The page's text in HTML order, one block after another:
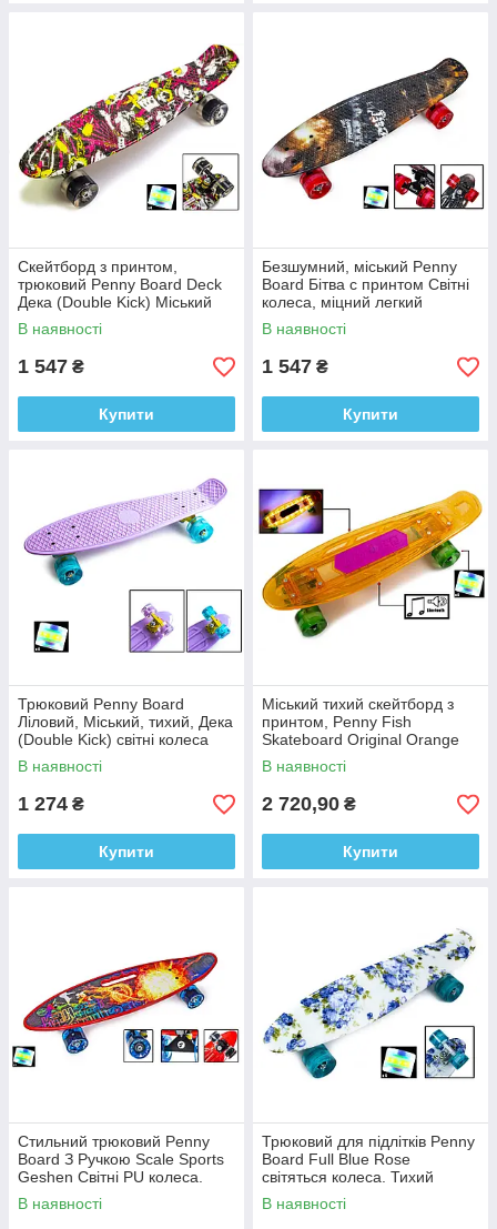
Скейтборд з принтом,
трюковий Penny Board Deck
Дека (Double Kick) Міський
Безшумний світні колеса
В наявності
1 547 ₴
Купити
Безшумний, міський Penny
Board Бітва с принтом Світні
колеса, міцний легкий
В наявності
1 547 ₴
Купити
Трюковий Penny Board
Ліловий, Міський, тихий, Дека
(Double Kick) світні колеса
В наявності
1 274 ₴
Купити
Міський тихий скейтборд з
принтом, Penny Fish
Skateboard Original Orange
Музична та світна дека
В наявності
2 720,90 ₴
Купити
Стильний трюковий Penny
Board З Ручкою Scale Sports
Geshen Світні PU колеса.
Міський, легкий та
безшумний
В наявності
Трюковий для підлітків Penny
Board Full Blue Rose
світяться колеса. Тихий
скейтборд з міським принтом
В наявності